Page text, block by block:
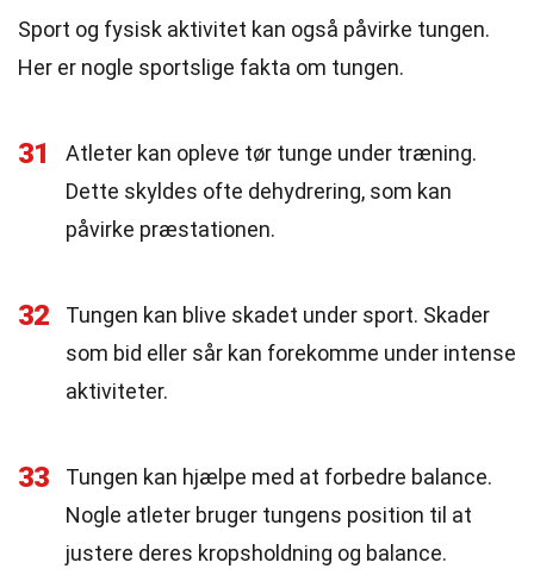
Sport og fysisk aktivitet kan også påvirke tungen.
Her er nogle sportslige fakta om tungen.
31
Atleter kan opleve tør tunge under træning.
Dette skyldes ofte dehydrering, som kan
påvirke præstationen.
32
Tungen kan blive skadet under sport. Skader
som bid eller sår kan forekomme under intense
aktiviteter.
33
Tungen kan hjælpe med at forbedre balance.
Nogle atleter bruger tungens position til at
justere deres kropsholdning og balance.